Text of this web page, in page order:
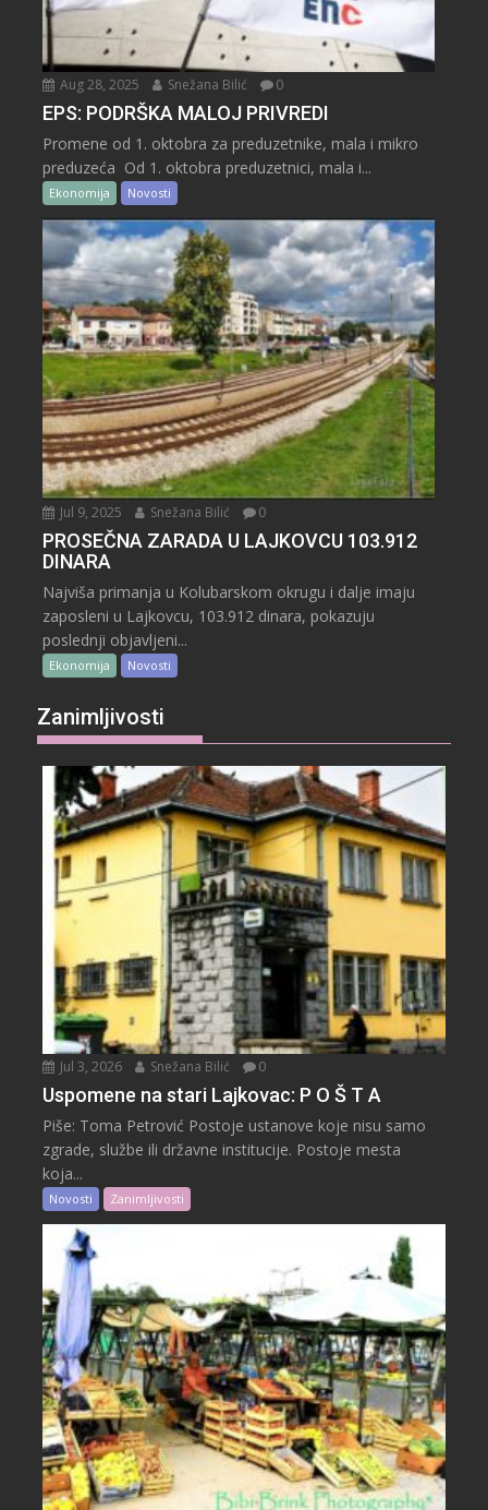
Aug 28, 2025 Snežana Bilić 0
EPS: PODRŠKA MALOJ PRIVREDI
Promene od 1. oktobra za preduzetnike, mala i mikro
preduzeća Od 1. oktobra preduzetnici, mala i...
Ekonomija Novosti
Jul 9, 2025 Snežana Bilić 0
PROSEČNA ZARADA U LAJKOVCU 103.912
DINARA
Najviša primanja u Kolubarskom okrugu i dalje imaju
zaposleni u Lajkovcu, 103.912 dinara, pokazuju
poslednji objavljeni...
Ekonomija Novosti
Zanimljivosti
Jul 3, 2026 Snežana Bilić 0
Uspomene na stari Lajkovac: P O Š T A
Piše: Toma Petrović Postoje ustanove koje nisu samo
zgrade, službe ili državne institucije. Postoje mesta
koja...
Novosti Zanimljivosti